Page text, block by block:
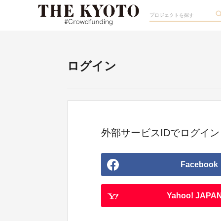
ログイン
外部サービスIDでログイン
Facebook
Yahoo!